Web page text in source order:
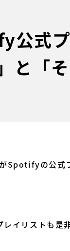
公式
と「そ
Spotifyの公
リストも是